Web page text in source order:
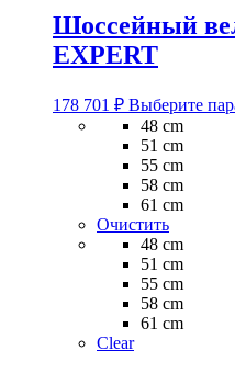
Шоссейный
EXPERT
178 701 ₽ Выберите
48 cm
51 cm
55 cm
58 cm
61 cm
Очистить
48 cm
51 cm
55 cm
58 cm
61 cm
Clear